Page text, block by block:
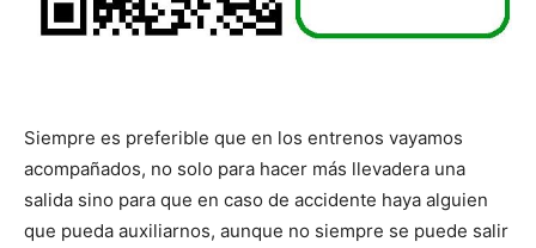
Siempre es preferible que en los entrenos vayamos
acompañados, no solo para hacer más llevadera una
salida sino para que en caso de accidente haya alguien
que pueda auxiliarnos, aunque no siempre se puede salir